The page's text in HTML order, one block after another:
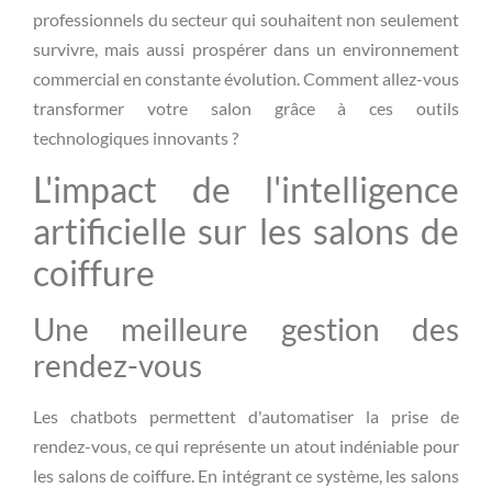
professionnels du secteur qui souhaitent non seulement
survivre, mais aussi prospérer dans un environnement
commercial en constante évolution. Comment allez-vous
transformer votre salon grâce à ces outils
technologiques innovants ?
L'impact de l'intelligence
artificielle sur les salons de
coiffure
Une meilleure gestion des
rendez-vous
Les chatbots permettent d'automatiser la prise de
rendez-vous, ce qui représente un atout indéniable pour
les salons de coiffure. En intégrant ce système, les salons